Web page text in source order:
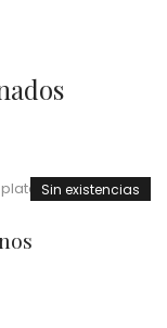
Sin existencias